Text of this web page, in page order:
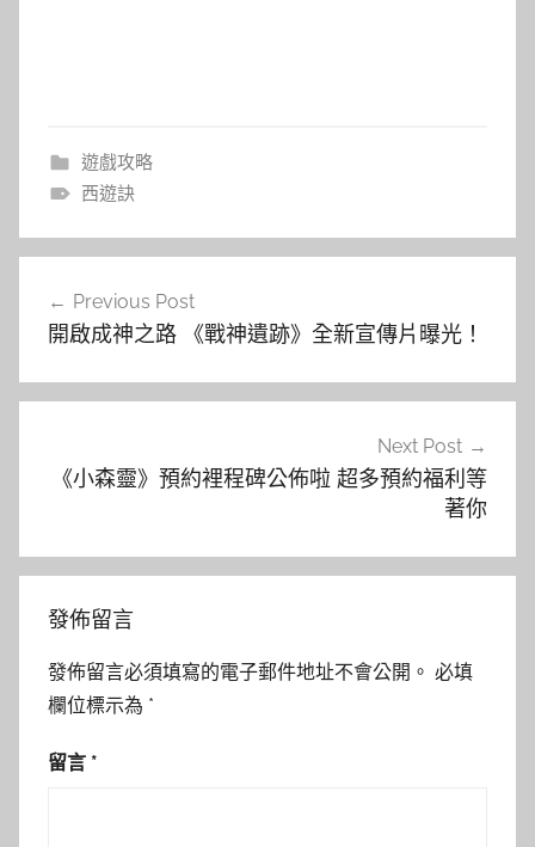
遊戲攻略
西遊訣
覽
Previous Post
開啟成神之路 《戰神遺跡》全新宣傳片曝光！
Next Post
《小森靈》預約裡程碑公佈啦 超多預約福利等
著你
發佈留言
發佈留言必須填寫的電子郵件地址不會公開。 必填
欄位標示為 *
留言 *